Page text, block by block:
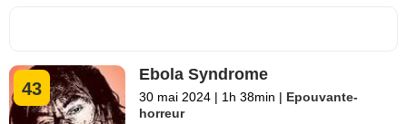
43
Ebola Syndrome
30 mai 2024 | 1h 38min | Epouvante-
horreur